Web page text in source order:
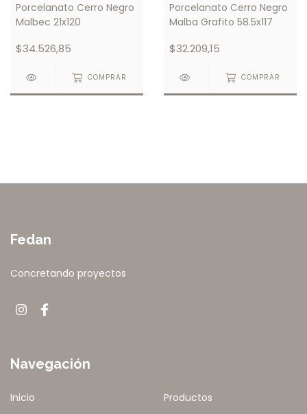
Porcelanato Cerro Negro
Malbec 21x120
$34.526,85
COMPRAR
Porcelanato Cerro Negro
Malba Grafito 58.5x117
$32.209,15
COMPRAR
Fedan
Concretando proyectos
Navegación
Inicio Productos